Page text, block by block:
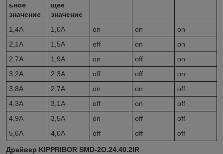
ьное
значение
щее
значение
1,4A 1,0A on on
on
2,1A
1,5A off on
on
2,7A
1,9A on off
on
3,2A
2,3A off off
on
3,8A
2,7A on on
off
4,3A
3,1A off on
off
4,9A
3,5A on off
off
5,6A
4,0A off off off
Драйвер KIPPRIBOR SMD-2O.24.40.2IR